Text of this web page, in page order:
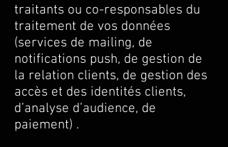
traitants ou co-responsables du
traitement de vos données
(services de mailing, de
notifications push, de gestion de
la relation clients, de gestion des
accès et des identités clients,
d’analyse d’audience, de
paiement) .